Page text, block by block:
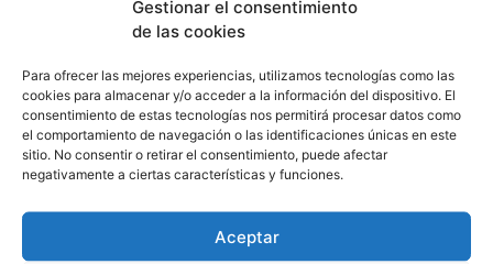
Gestionar el consentimiento
de las cookies
Para ofrecer las mejores experiencias, utilizamos tecnologías como las
cookies para almacenar y/o acceder a la información del dispositivo. El
consentimiento de estas tecnologías nos permitirá procesar datos como
el comportamiento de navegación o las identificaciones únicas en este
sitio. No consentir o retirar el consentimiento, puede afectar
negativamente a ciertas características y funciones.
Aceptar